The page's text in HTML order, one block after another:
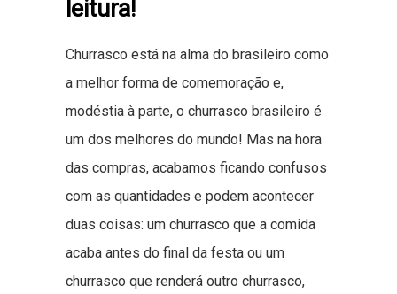
leitura!
Churrasco está na alma do brasileiro como
a melhor forma de comemoração e,
modéstia à parte, o churrasco brasileiro é
um dos melhores do mundo! Mas na hora
das compras, acabamos ficando confusos
com as quantidades e podem acontecer
duas coisas: um churrasco que a comida
acaba antes do final da festa ou um
churrasco que renderá outro churrasco,